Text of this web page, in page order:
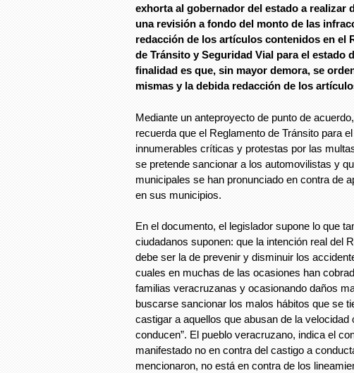
exhorta al gobernador del estado a realizar
una revisión a fondo del monto de las
redacción de los artículos contenidos en el
de Tránsito y Seguridad Vial para el estado
finalidad es que, sin mayor demora, se
mismas y la debida redacción de los
Mediante un anteproyecto de punto de
recuerda que el Reglamento de Tránsito para
innumerables críticas y protestas por las
se pretende sancionar a los automovilistas y
municipales se han pronunciado en contra de
en sus municipios.
En el documento, el legislador supone lo que
ciudadanos suponen: que la intención real del
debe ser la de prevenir y disminuir los
cuales en muchas de las ocasiones han
familias veracruzanas y ocasionando daños
buscarse sancionar los malos hábitos que se
castigar a aquellos que abusan de la velocidad
conducen”. El pueblo veracruzano, indica el
manifestado no en contra del castigo a
mencionaron, no está en contra de los